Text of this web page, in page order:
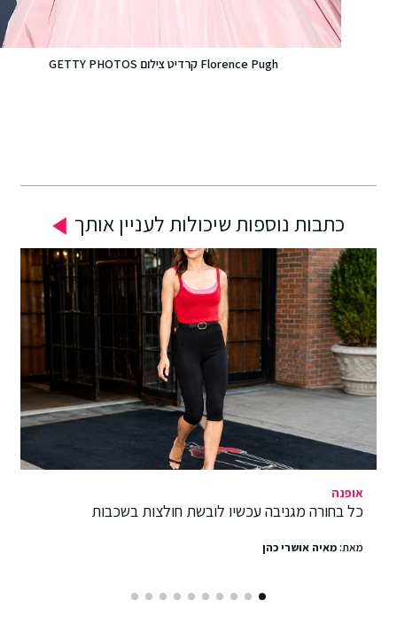
Florence Pugh קרדיט צילום GETTY PHOTOS
כתבות נוספות שיכולות לעניין אותך
אופנה
כל בחורה מגניבה עכשיו לובשת חולצות בשכבות
מאת:מאיה אושרי כהן